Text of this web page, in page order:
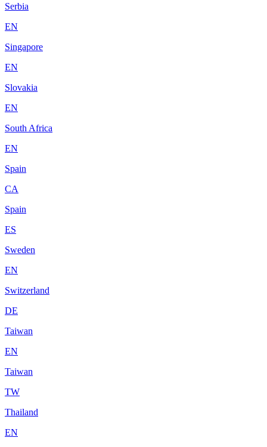
Serbia
EN
Singapore
EN
Slovakia
EN
South Africa
EN
Spain
CA
Spain
ES
Sweden
EN
Switzerland
DE
Taiwan
EN
Taiwan
TW
Thailand
EN